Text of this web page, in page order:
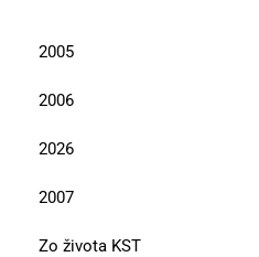
2005
2006
2026
2007
Zo života KST